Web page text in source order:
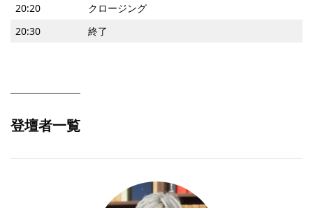
20:20
クロージング
20:30
終了
登壇者一覧